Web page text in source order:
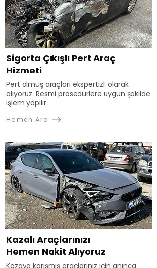
Sigorta Çıkışlı Pert Araç
Hizmeti
Pert olmuş araçları ekspertizli olarak
alıyoruz. Resmi prosedürlere uygun şekilde
işlem yapılır.
Hemen Ara
Kazalı Araçlarınızı
Hemen Nakit Alıyoruz
Kazaya karışmış araçlarınız için anında